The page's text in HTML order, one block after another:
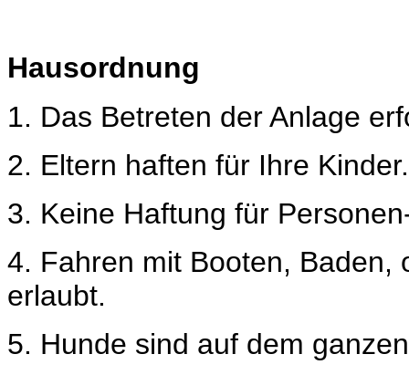
Hausordnung
1. Das Betreten der Anlage
2. Eltern haften für Ihre Kinder.
3. Keine Haftung für
4. Fahren mit Booten, Baden,
erlaubt.
5. Hunde sind auf dem